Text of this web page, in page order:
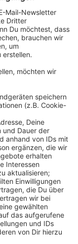
von
in der
fand Jeremy
er an der
in seinem
seine
das Cover für
Song ist
und von
worden.